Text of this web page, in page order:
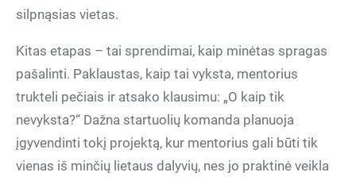
silpnąsias vietas.
Kitas etapas – tai sprendimai, kaip minėtas spragas
pašalinti. Paklaustas, kaip tai vyksta, mentorius
trukteli pečiais ir atsako klausimu: „O kaip tik
nevyksta?“ Dažna startuolių komanda planuoja
įgyvendinti tokį projektą, kur mentorius gali būti tik
vienas iš minčių lietaus dalyvių, nes jo praktinė veikla